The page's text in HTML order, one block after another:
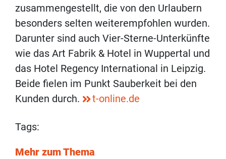
zusammengestellt, die von den Urlaubern
besonders selten weiterempfohlen wurden.
Darunter sind auch Vier-Sterne-Unterkünfte
wie das Art Fabrik & Hotel in Wuppertal und
das Hotel Regency International in Leipzig.
Beide fielen im Punkt Sauberkeit bei den
Kunden durch.
t-online.de
Tags:
Mehr zum Thema